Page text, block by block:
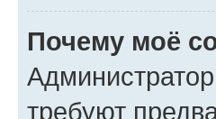
Почему моё
требуют